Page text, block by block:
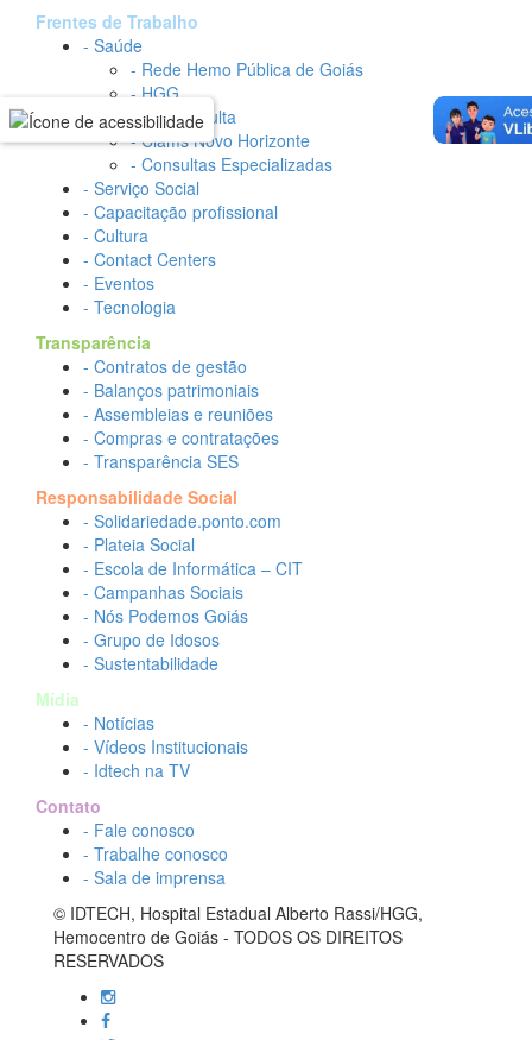
Frentes de Trabalho
- Saúde
- Rede Hemo Pública de Goiás
- HGG
- Teleconsulta
- Ciams Novo Horizonte
- Consultas Especializadas
- Serviço Social
- Capacitação profissional
- Cultura
- Contact Centers
- Eventos
- Tecnologia
Transparência
- Contratos de gestão
- Balanços patrimoniais
- Assembleias e reuniões
- Compras e contratações
- Transparência SES
Responsabilidade Social
- Solidariedade.ponto.com
- Plateia Social
- Escola de Informática – CIT
- Campanhas Sociais
- Nós Podemos Goiás
- Grupo de Idosos
- Sustentabilidade
Mídia
- Notícias
- Vídeos Institucionais
- Idtech na TV
Contato
- Fale conosco
- Trabalhe conosco
- Sala de imprensa
© IDTECH, Hospital Estadual Alberto Rassi/HGG,
Hemocentro de Goiás - TODOS OS DIREITOS
RESERVADOS